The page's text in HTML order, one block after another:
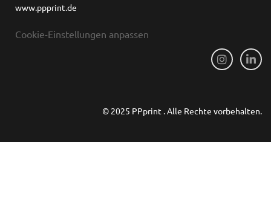
www.ppprint.de
Cookie-Einstellungen anpassen
© 2025 PPprint . Alle Rechte vorbehalten.